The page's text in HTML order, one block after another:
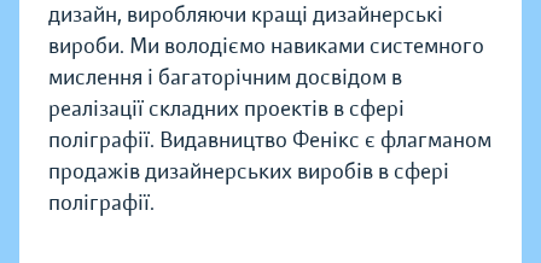
дизайн, виробляючи кращі дизайнерські
вироби. Ми володіємо навиками системного
мислення і багаторічним досвідом в
реалізації складних проектів в сфері
поліграфії. Видавництво Фенікс є флагманом
продажів дизайнерських виробів в сфері
поліграфії.